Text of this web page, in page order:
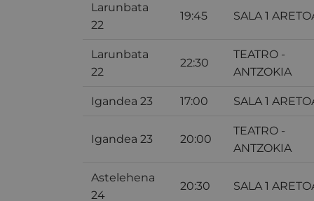
Larunbata
22
19:45 SALA 1
Larunbata
22
22:30
TEATRO -
ANTZOKIA
Igandea 23 17:00 SALA 1
Igandea 23 20:00
TEATRO -
ANTZOKIA
Astelehena
24
20:30 SALA 1